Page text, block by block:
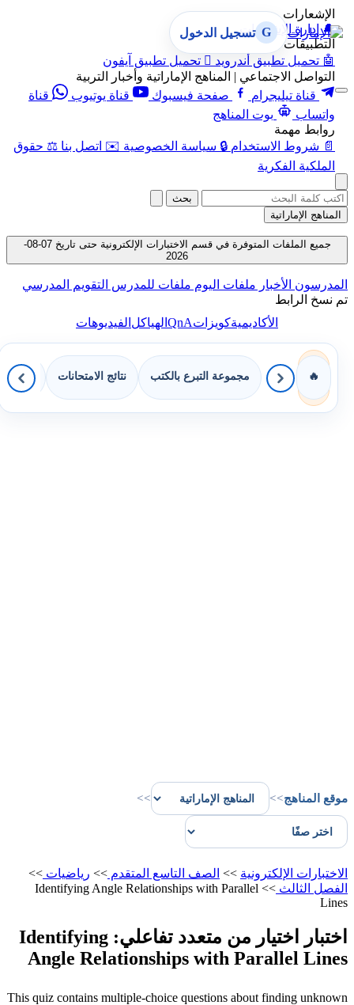
الإشعارات
🔔 إدارة الإشعارات
التطبيقات
🤖 تحميل تطبيق أندرويد  تحميل تطبيق آيفون
التواصل الاجتماعي | المناهج الإماراتية وأخبار التربية
قناة تيليجرام
صفحة فيسبوك قناة يوتيوب
قناة
واتساب
بوت المناهج
روابط مهمة
📄 شروط الاستخدام 🔒 سياسة الخصوصية ✉️ اتصل بنا ⚖️ حقوق
الملكية الفكرية
G تسجيل الدخول
بحث
المناهج الإماراتية
جميع الملفات المتوفرة في قسم الاختبارات الإلكترونية حتى تاريخ 07-08-
2026
المدرسون الأخبار ملفات اليوم ملفات للمدرس التقويم المدرسي
تم نسخ الرابط
الأكاديميةكويزاتQnAالهياكل الفيديوهات
🔥 مجموعة التبرع بالكتب نتائج الامتحانات
موقع المناهج>>
>>
الاختبارات الإلكترونية >> الصف التاسع المتقدم >> رياضيات >>
الفصل الثالث >>
Identifying Angle Relationships with Parallel
Lines
اختبار اختيار من متعدد تفاعلي: Identifying
Angle Relationships with Parallel Lines
This quiz contains multiple-choice questions about finding unknown